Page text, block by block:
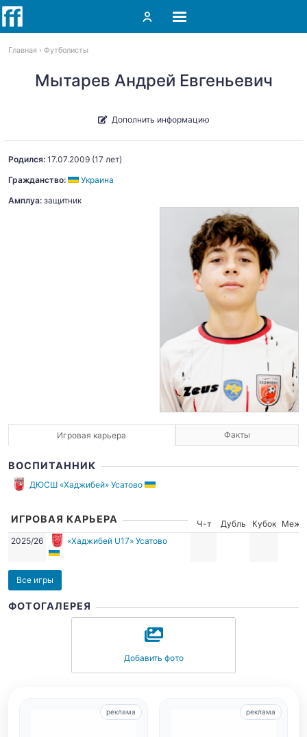
Главная Футболисты
Мытарев Андрей Евгеньевич
Дополнить информацию
Родился: 17.07.2009 (17 лет)
Гражданство:
Украина
Амплуа: защитник
Игровая карьера Факты
ВОСПИТАННИК
ДЮСШ «Хаджибей» Усатово
ИГРОВАЯ КАРЬЕРА Ч-т Дубль Кубок
Межд.
2025/26
«Хаджибей U17» Усатово
Все игры
ФОТОГАЛЕРЕЯ
Добавить фото
реклама реклама